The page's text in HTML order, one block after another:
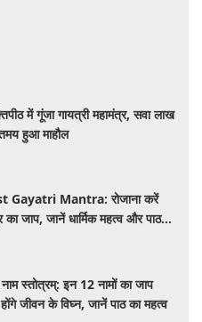
में गूंजा गायत्री महामंत्र, सवा लाख
हुआ माहौल
Gayatri Mantra: रोजाना करें
का जाप, जानें धार्मिक महत्व और पाठ
स्तोत्रम्: इन 12 नामों का जाप
जीवन के विघ्न, जानें पाठ का महत्व